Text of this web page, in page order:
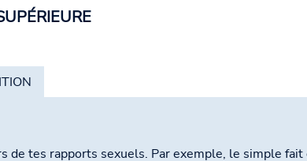
de tes rapports sexuels. Par exemple, le simple